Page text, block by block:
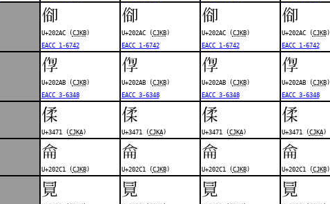
𠊬
U+202AC (CJKB)
EACC 1-6742
𠊬
U+202AC (CJKB)
EACC 1-6742
𠊬
U+202AC (CJKB)
EACC 1-6742
𠊬
U+202AC (CJKB)
EACC 1-6742
𠊫
U+202AB (CJKB)
EACC 3-6348
𠊫
U+202AB (CJKB)
EACC 3-6348
𠊫
U+202AB (CJKB)
EACC 3-6348
𠊫
U+202AB (CJKB)
EACC 3-6348
㑱
U+3471 (CJKA)
㑱
U+3471 (CJKA)
㑱
U+3471 (CJKA)
㑱
U+3471 (CJKA)
𠋁
U+202C1 (CJKB)
𠋁
U+202C1 (CJKB)
𠋁
U+202C1 (CJKB)
𠋁
U+202C1 (CJKB)
㒻 㒻 㒻 㒻